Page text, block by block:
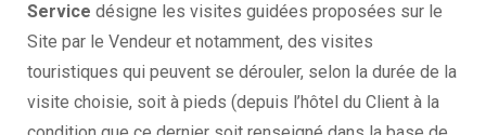
Service désigne les visites guidées proposées sur le
Site par le Vendeur et notamment, des visites
touristiques qui peuvent se dérouler, selon la durée de la
visite choisie, soit à pieds (depuis l’hôtel du Client à la